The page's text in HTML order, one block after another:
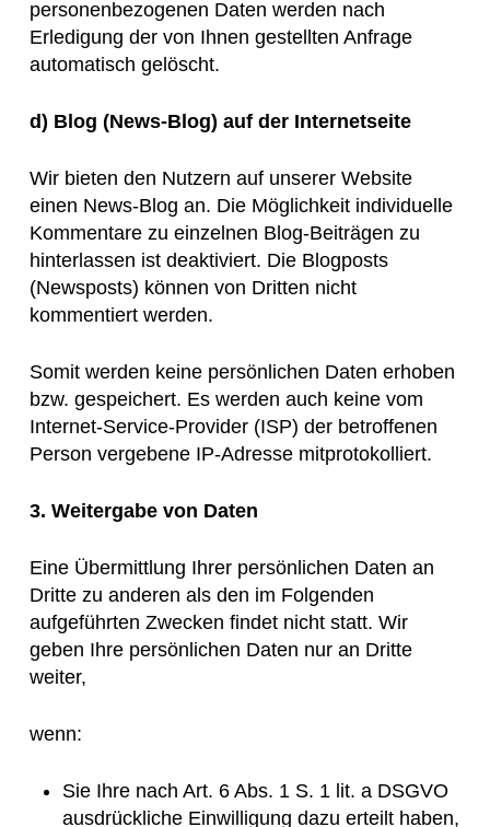
personenbezogenen Daten werden nach
Erledigung der von Ihnen gestellten Anfrage
automatisch gelöscht.
d) Blog (News-Blog) auf der Internetseite
Wir bieten den Nutzern auf unserer Website
einen News-Blog an. Die Möglichkeit individuelle
Kommentare zu einzelnen Blog-Beiträgen zu
hinterlassen ist deaktiviert. Die Blogposts
(Newsposts) können von Dritten nicht
kommentiert werden.
Somit werden keine persönlichen Daten erhoben
bzw. gespeichert. Es werden auch keine vom
Internet-Service-Provider (ISP) der betroffenen
Person vergebene IP-Adresse mitprotokolliert.
3. Weitergabe von Daten
Eine Übermittlung Ihrer persönlichen Daten an
Dritte zu anderen als den im Folgenden
aufgeführten Zwecken findet nicht statt. Wir
geben Ihre persönlichen Daten nur an Dritte
weiter,
wenn:
Sie Ihre nach Art. 6 Abs. 1 S. 1 lit. a DSGVO
ausdrückliche Einwilligung dazu erteilt haben,